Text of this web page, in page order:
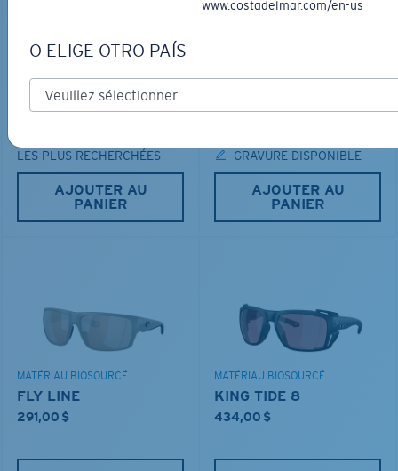
BRINE II
231,00 $
LES PLUS RECHERCHÉES
AJOUTER AU
PANIER
366,00 $
GRAVURE DISPONIBLE
AJOUTER AU
PANIER
MATÉRIAU BIOSOURCÉ
FLY LINE
291,00 $
MATÉRIAU BIOSOURCÉ
KING TIDE 8
434,00 $
www.costadelmar.com/en-us
O ELIGE OTRO PAÍS